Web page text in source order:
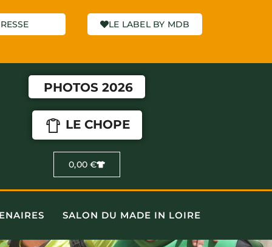
LE LABEL BY MDB
PHOTOS 2026
LE CHOPE
0,00€
SALON DU MADE IN LOIRE